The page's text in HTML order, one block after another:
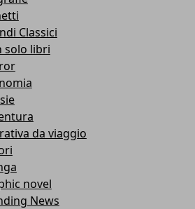
Classici
solo libri
da viaggio
novel
News